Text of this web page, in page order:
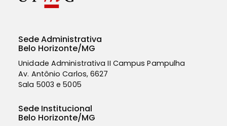
Sede Administrativa
Belo Horizonte/MG
Unidade Administrativa II Campus Pampulha
Av. Antônio Carlos, 6627
Sala 5003 e 5005
Sede Institucional
Belo Horizonte/MG